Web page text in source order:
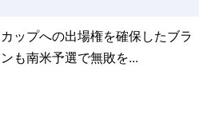
ップへの出場権を確保したブラ
も南米予選で無敗を...